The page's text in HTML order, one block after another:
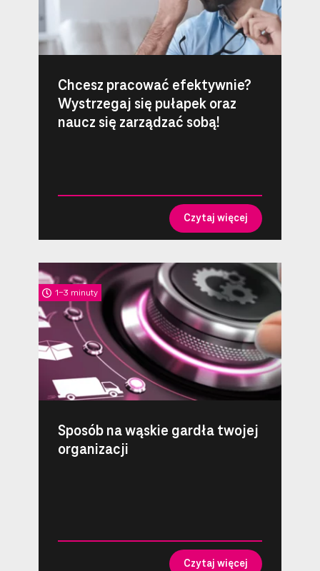
Chcesz pracować efektywnie?
Wystrzegaj się pułapek oraz
naucz się zarządzać sobą!
Czytaj więcej
1-3 minuty
Sposób na wąskie gardła twojej
organizacji
Czytaj więcej